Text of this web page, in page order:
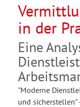
in der
Eine
"Moderne
und sicherstellen"